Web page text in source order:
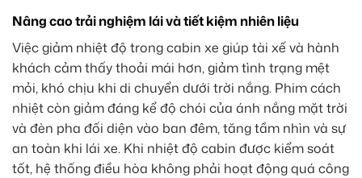
Nâng cao trải nghiệm lái và tiết kiệm nhiên liệu
Việc giảm nhiệt độ trong cabin xe giúp tài xế và hành
khách cảm thấy thoải mái hơn, giảm tình trạng mệt
mỏi, khó chịu khi di chuyển dưới trời nắng. Phim cách
nhiệt còn giảm đáng kể độ chói của ánh nắng mặt trời
và đèn pha đối diện vào ban đêm, tăng tầm nhìn và sự
an toàn khi lái xe. Khi nhiệt độ cabin được kiểm soát
tốt, hệ thống điều hòa không phải hoạt động quá công